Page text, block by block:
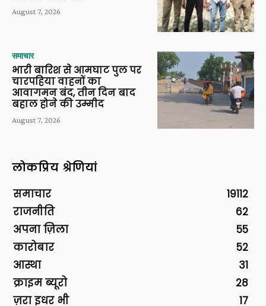
August 7, 2026
समाचार
भारी बारिश से आमघाट पुल पर
चारपहिया वाहनों का
आवागमन बंद, तीन दिन बाद
बहाल होने की उम्मीद
August 7, 2026
लोकप्रिय श्रेणियां
समाचार
19112
राजनीति
62
अपना ज़िला
55
कारोबार
52
आस्था
31
क्राइम ब्यूरो
28
ज़रा इधर भी
17